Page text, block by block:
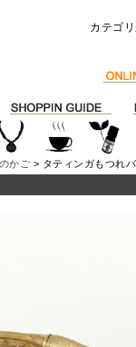
カテゴ
かご > タティンガもつれ